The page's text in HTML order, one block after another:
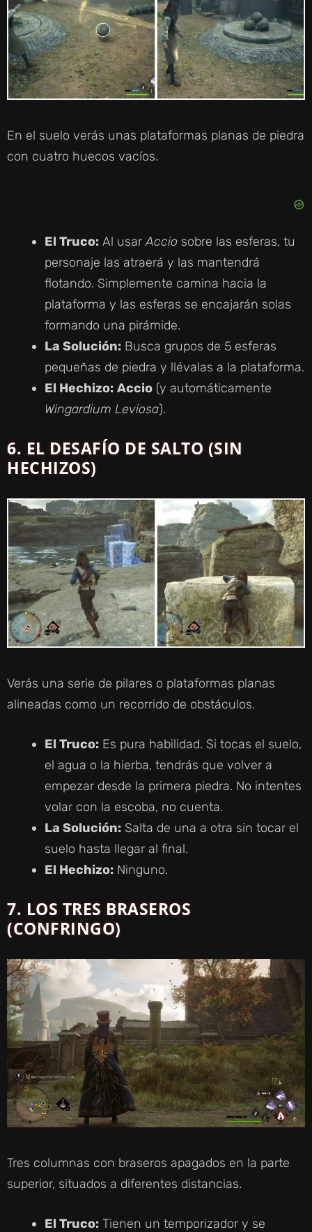
En el suelo verás unas plataformas planas de piedra
con cuatro huecos vacíos.
El Truco: Al usarAccio sobre las esferas, tu
personaje las atraerá y las mantendrá
flotando. Simplemente camina hacia la
plataforma y las esferas se encajarán solas
formando una pirámide.
La Solución: Busca grupos de 5 esferas
pequeñas de piedra y llévalas a la plataforma.
El Hechizo: Accio (y automáticamente
Wingardium Leviosa).
6. EL DESAFÍO DE SALTO (SIN
HECHIZOS)
Verás una serie de pilares o plataformas planas
alineadas como un recorrido de obstáculos.
El Truco: Es pura habilidad. Si tocas el suelo,
el agua o la hierba, tendrás que volver a
empezar desde la primera piedra. No intentes
volar con la escoba, no cuenta.
La Solución: Salta de una a otra sin tocar el
suelo hasta llegar al final.
El Hechizo: Ninguno.
7. LOS TRES BRASEROS
(CONFRINGO)
Tres columnas con braseros apagados en la parte
superior, situados a diferentes distancias.
El Truco: Tienen un temporizador y se